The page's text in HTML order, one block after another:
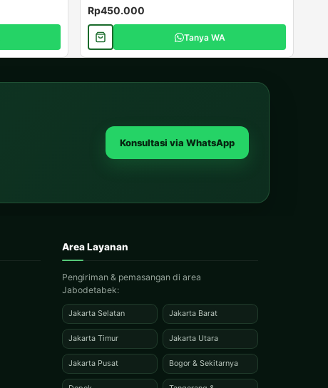
Rp450.000
Tanya WA
Konsultasi via WhatsApp
Area Layanan
Pengiriman & pemasangan di area
Jabodetabek:
Jakarta Selatan Jakarta Barat
Jakarta Timur Jakarta Utara
Jakarta Pusat Bogor & Sekitarnya